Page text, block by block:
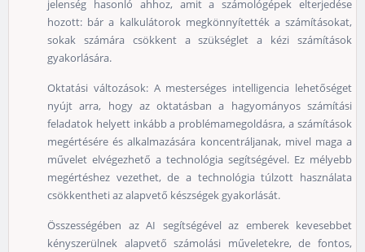
jelenség hasonló ahhoz, amit a számológépek elterjedése
hozott: bár a kalkulátorok megkönnyítették a számításokat,
sokak számára csökkent a szükséglet a kézi számítások
gyakorlására.
Oktatási változások: A mesterséges intelligencia lehetőséget
nyújt arra, hogy az oktatásban a hagyományos számítási
feladatok helyett inkább a problémamegoldásra, a számítások
megértésére és alkalmazására koncentráljanak, mivel maga a
művelet elvégezhető a technológia segítségével. Ez mélyebb
megértéshez vezethet, de a technológia túlzott használata
csökkentheti az alapvető készségek gyakorlását.
Összességében az AI segítségével az emberek kevesebbet
kényszerülnek alapvető számolási műveletekre, de fontos,